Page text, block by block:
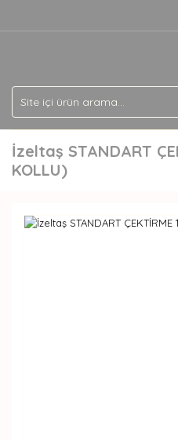
İzeltaş STANDART
KOLLU)